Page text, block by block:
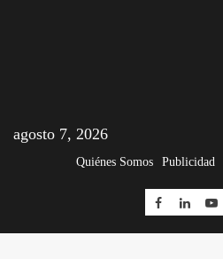
agosto 7, 2026
Quiénes Somos Publicidad